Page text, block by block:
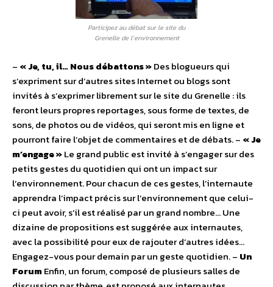
Participez au débat sur le site du
Grenelle de l’environnement
– « Je, tu, il… Nous débattons »Des blogueurs qui
s’expriment sur d’autres sites Internet ou blogs sont
invités à s’exprimer librement sur le site du Grenelle : ils
feront leurs propres reportages, sous forme de textes, de
sons, de photos ou de vidéos, qui seront mis en ligne et
pourront faire l’objet de commentaires et de débats. – « Je
m’engage »Le grand public est invité à s’engager sur des
petits gestes du quotidien qui ont un impact sur
l’environnement. Pour chacun de ces gestes, l’internaute
apprendra l’impact précis sur l’environnement que celui-
ci peut avoir, s’il est réalisé par un grand nombre… Une
dizaine de propositions est suggérée aux internautes,
avec la possibilité pour eux de rajouter d’autres idées…
Engagez-vous pour demain par un geste quotidien. – Un
ForumEnfin, un forum, composé de plusieurs salles de